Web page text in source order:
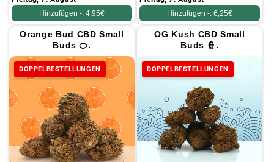
Hinzufügen -. 4,95€
Hinzufügen -. 6,25€
Orange Bud CBD Small
Buds 🍊.
DOPPELBESTELLUNGEN
OG Kush CBD Small
Buds 👮.
DOPPELBESTELLUNGEN